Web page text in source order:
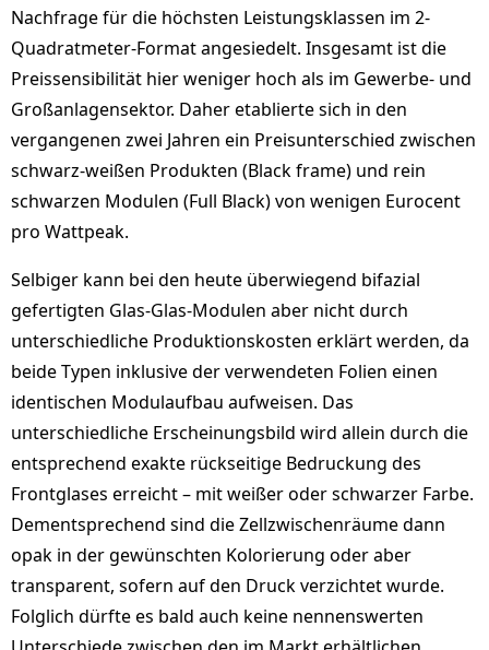
Nachfrage für die höchsten Leistungsklassen im 2-
Quadratmeter-Format angesiedelt. Insgesamt ist die
Preissensibilität hier weniger hoch als im Gewerbe- und
Großanlagensektor. Daher etablierte sich in den
vergangenen zwei Jahren ein Preisunterschied zwischen
schwarz-weißen Produkten (Black frame) und rein
schwarzen Modulen (Full Black) von wenigen Eurocent
pro Wattpeak.
Selbiger kann bei den heute überwiegend bifazial
gefertigten Glas-Glas-Modulen aber nicht durch
unterschiedliche Produktionskosten erklärt werden, da
beide Typen inklusive der verwendeten Folien einen
identischen Modulaufbau aufweisen. Das
unterschiedliche Erscheinungsbild wird allein durch die
entsprechend exakte rückseitige Bedruckung des
Frontglases erreicht – mit weißer oder schwarzer Farbe.
Dementsprechend sind die Zellzwischenräume dann
opak in der gewünschten Kolorierung oder aber
transparent, sofern auf den Druck verzichtet wurde.
Folglich dürfte es bald auch keine nennenswerten